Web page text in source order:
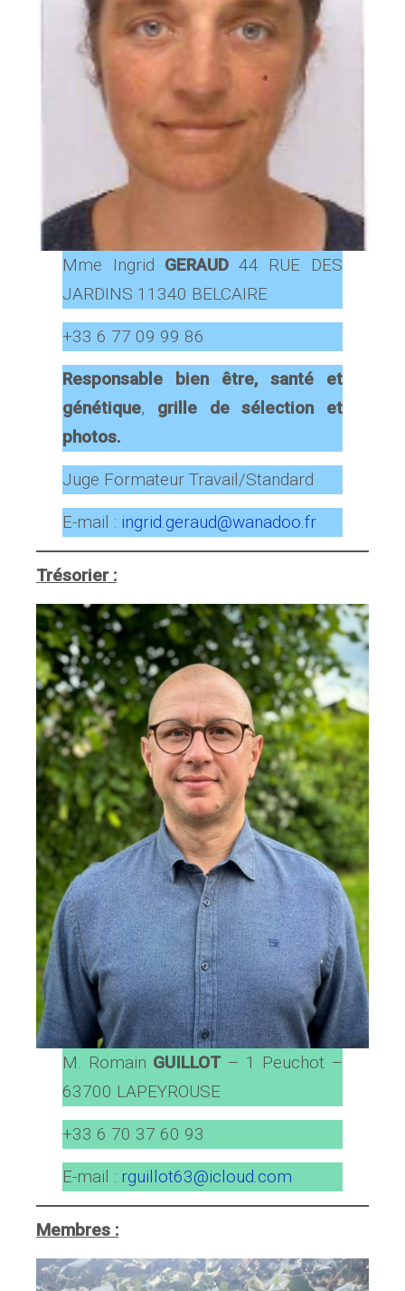
Mme Ingrid GERAUD44 RUE DES
JARDINS 11340 BELCAIRE
+33 6 77 09 99 86
Responsable bien être, santé et
génétique, grille de sélection
et
photos.
Juge Formateur Travail/Standard
E-mail : ingrid.geraud@wanadoo.fr
Trésorier :
M. Romain GUILLOT – 1 Peuchot –
63700 LAPEYROUSE
+33 6 70 37 60 93
E-mail : rguillot63@icloud.com
Membres :